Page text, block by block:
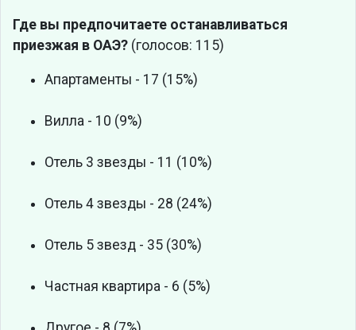
Где вы предпочитаете останавливаться
приезжая в ОАЭ? (голосов: 115)
Апартаменты - 17 (15%)
Вилла - 10 (9%)
Отель 3 звезды - 11 (10%)
Отель 4 звезды - 28 (24%)
Отель 5 звезд - 35 (30%)
Частная квартира - 6 (5%)